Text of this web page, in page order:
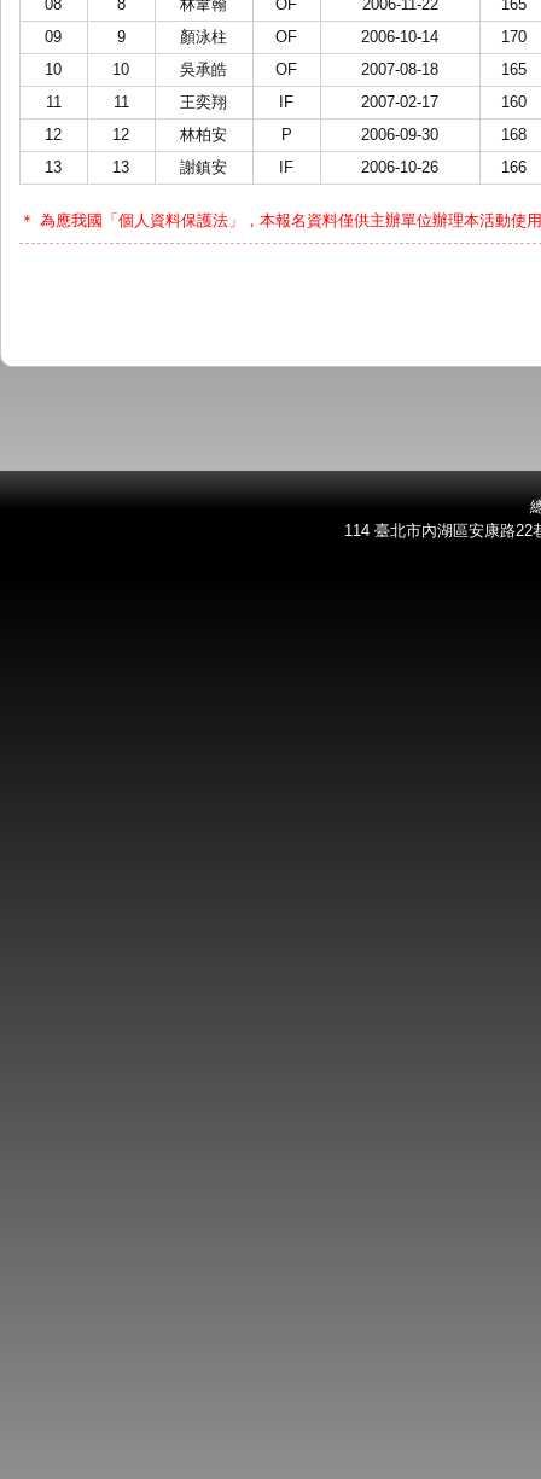
08
8 林韋翰 OF 2006-11-22
165
09
9 顏泳柱 OF 2006-10-14
170
10
10 吳承皓 OF 2007-08-18
165
11
11 王奕翔 IF 2007-02-17
160
12
12 林柏安 P 2006-09-30
168
13
13 謝鎮安 IF 2006-10-26 166
＊ 為應我國「個人資料保護法」，本報名資料僅供主辦單位辦理本活動使
114 臺北市內湖區安康路22